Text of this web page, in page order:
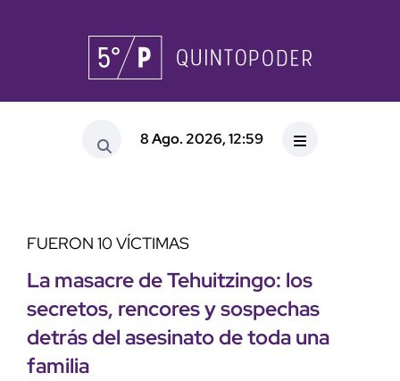
8 Ago. 2026, 12:59
FUERON 10 VÍCTIMAS
La masacre de Tehuitzingo: los
secretos, rencores y sospechas
detrás del asesinato de toda una
familia